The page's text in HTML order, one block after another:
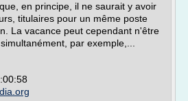
en principe, il ne saurait y avoir
titulaires pour un même poste
La vacance peut cependant n'être
par exemple,...